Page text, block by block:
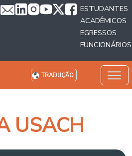
ESTUDANTES
ACADÊMICOS
EGRESSOS
FUNCIONÁRIOS
TRADUÇÃO
USACH